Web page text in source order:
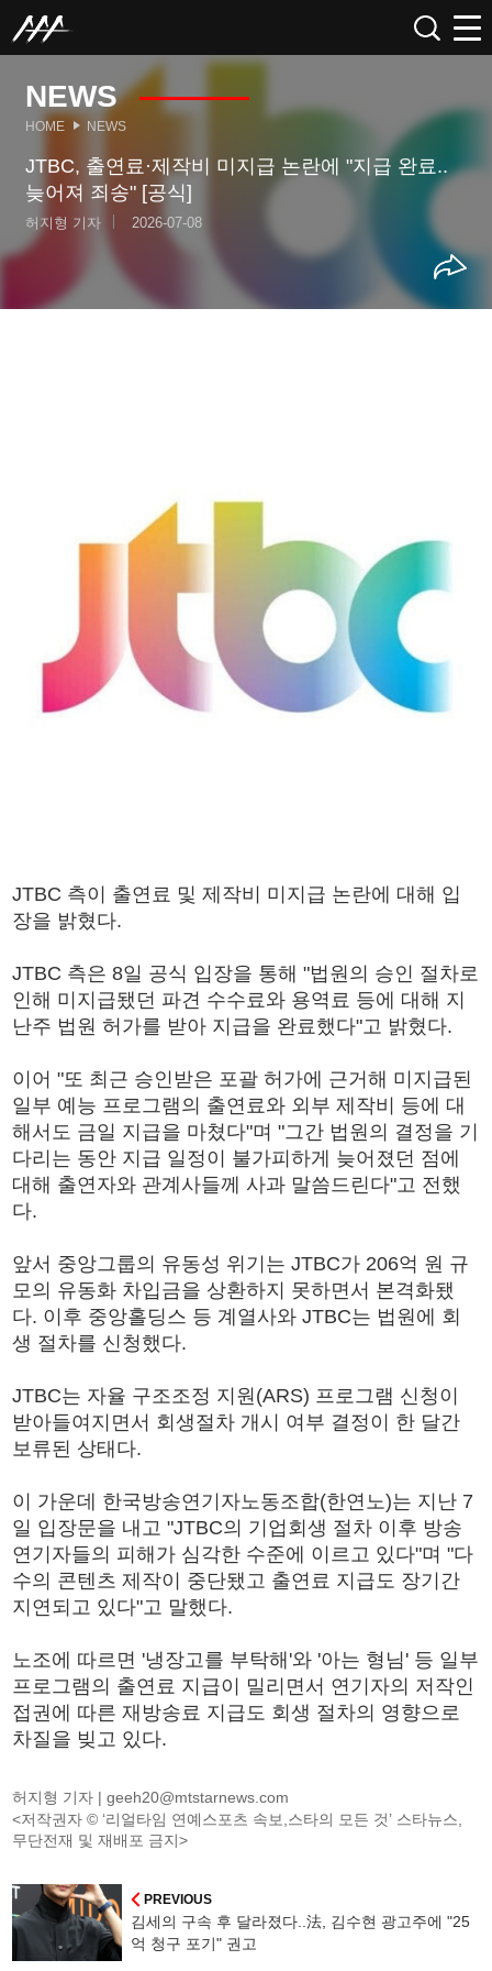
NEWS
HOME NEWS
JTBC, 출연료·제작비 미지급 논란에 "지급 완료..
늦어져 죄송" [공식]
허지형 기자 2026-07-08
JTBC 측이 출연료 및 제작비 미지급 논란에 대해 입
장을 밝혔다.
JTBC 측은 8일 공식 입장을 통해 "법원의 승인 절차로
인해 미지급됐던 파견 수수료와 용역료 등에 대해 지
난주 법원 허가를 받아 지급을 완료했다"고 밝혔다.
이어 "또 최근 승인받은 포괄 허가에 근거해 미지급된
일부 예능 프로그램의 출연료와 외부 제작비 등에 대
해서도 금일 지급을 마쳤다"며 "그간 법원의 결정을 기
다리는 동안 지급 일정이 불가피하게 늦어졌던 점에
대해 출연자와 관계사들께 사과 말씀드린다"고 전했
다.
앞서 중앙그룹의 유동성 위기는 JTBC가 206억 원 규
모의 유동화 차입금을 상환하지 못하면서 본격화됐
다. 이후 중앙홀딩스 등 계열사와 JTBC는 법원에 회
생 절차를 신청했다.
JTBC는 자율 구조조정 지원(ARS) 프로그램 신청이
받아들여지면서 회생절차 개시 여부 결정이 한 달간
보류된 상태다.
이 가운데 한국방송연기자노동조합(한연노)는 지난 7
일 입장문을 내고 "JTBC의 기업회생 절차 이후 방송
연기자들의 피해가 심각한 수준에 이르고 있다"며 "다
수의 콘텐츠 제작이 중단됐고 출연료 지급도 장기간
지연되고 있다"고 말했다.
노조에 따르면 '냉장고를 부탁해'와 '아는 형님' 등 일부
프로그램의 출연료 지급이 밀리면서 연기자의 저작인
접권에 따른 재방송료 지급도 회생 절차의 영향으로
차질을 빚고 있다.
허지형 기자 |geeh20@mtstarnews.com
<저작권자 © ‘리얼타임 연예스포츠 속보,스타의 모든 것’ 스타뉴스,
무단전재 및 재배포 금지>
PREVIOUS
김세의 구속 후 달라졌다..法, 김수현 광고주에 "25
억 청구 포기" 권고